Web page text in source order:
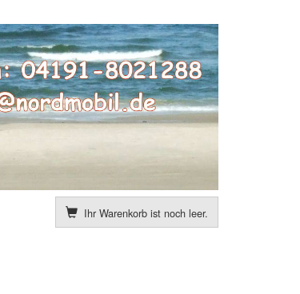
Ihr Warenkorb ist noch leer.